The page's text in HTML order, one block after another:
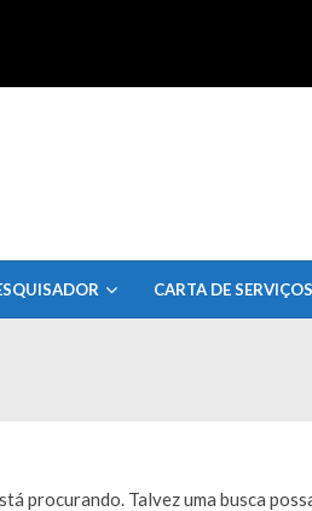
CARTA DE SERVIÇOS
procurando. Talvez uma busca